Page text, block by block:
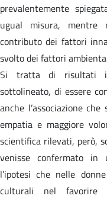
prevalentemente
ugual misura,
contributo dei fattori
svolto dei fattori
Si tratta di risultati
sottolineato, di essere
anche l’associazione
empatia e maggiore
scientifica rilevati, però,
venisse confermato in
l’ipotesi che nelle
culturali nel favorire